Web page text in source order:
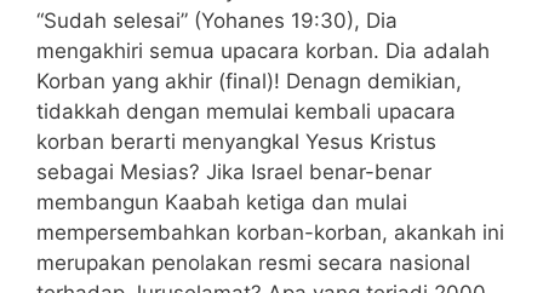
“Sudah selesai” (Yohanes 19:30), Dia
mengakhiri semua upacara korban. Dia adalah
Korban yang akhir (final)! Denagn demikian,
tidakkah dengan memulai kembali upacara
korban berarti menyangkal Yesus Kristus
sebagai Mesias? Jika Israel benar-benar
membangun Kaabah ketiga dan mulai
mempersembahkan korban-korban, akankah ini
merupakan penolakan resmi secara nasional